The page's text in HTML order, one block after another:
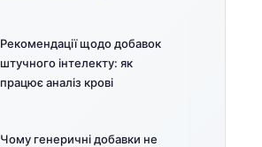
Рекомендації щодо добавок
штучного інтелекту: як
працює аналіз крові
Чому генеричні добавки не